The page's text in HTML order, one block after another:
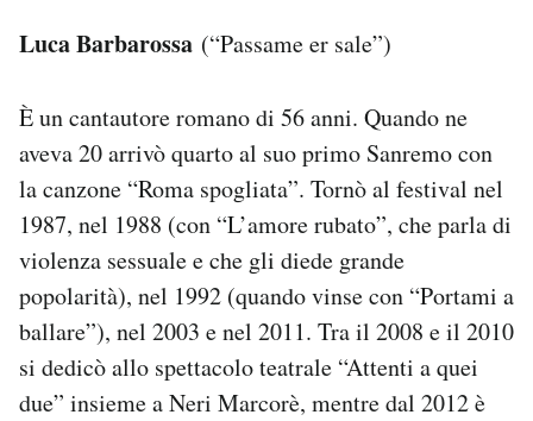
Luca Barbarossa (“Passame er sale”)
È un cantautore romano di 56 anni. Quando ne
aveva 20 arrivò quarto al suo primo Sanremo con
la canzone “Roma spogliata”. Tornò al festival nel
1987, nel 1988 (con “L’amore rubato”, che parla di
violenza sessuale e che gli diede grande
popolarità), nel 1992 (quando vinse con “Portami a
ballare”), nel 2003 e nel 2011. Tra il 2008 e il 2010
si dedicò allo spettacolo teatrale “Attenti a quei
due” insieme a Neri Marcorè, mentre dal 2012 è